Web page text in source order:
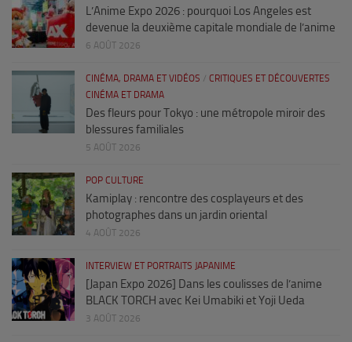
L’Anime Expo 2026 : pourquoi Los Angeles est
devenue la deuxième capitale mondiale de l’anime
6 AOÛT 2026
CINÉMA, DRAMA ET VIDÉOS / CRITIQUES ET DÉCOUVERTES
CINÉMA ET DRAMA
Des fleurs pour Tokyo : une métropole miroir des
blessures familiales
5 AOÛT 2026
POP CULTURE
Kamiplay : rencontre des cosplayeurs et des
photographes dans un jardin oriental
4 AOÛT 2026
INTERVIEW ET PORTRAITS JAPANIME
[Japan Expo 2026] Dans les coulisses de l’anime
BLACK TORCH avec Kei Umabiki et Yoji Ueda
3 AOÛT 2026